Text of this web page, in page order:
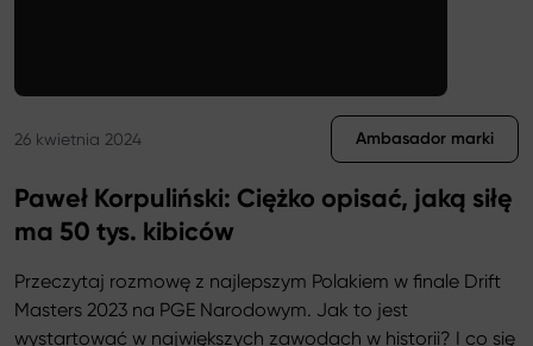
26 kwietnia 2024 Ambasador marki
Paweł Korpuliński: Ciężko opisać, jaką siłę
ma 50 tys. kibiców
Przeczytaj rozmowę z najlepszym Polakiem w finale Drift
Masters 2023 na PGE Narodowym. Jak to jest
wystartować w największych zawodach w historii? I co się